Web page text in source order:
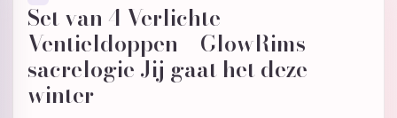
Set van 4 Verlichte
Ventieldoppen – GlowRims
sacrelogie Jij gaat het deze
winter